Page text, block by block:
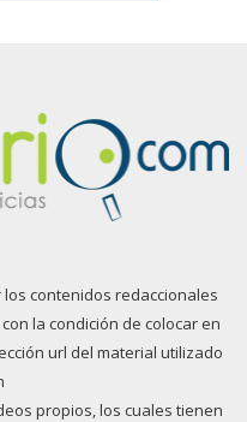
contenidos redaccionales
la condición de colocar en
url del material utilizado
propios, los cuales tienen